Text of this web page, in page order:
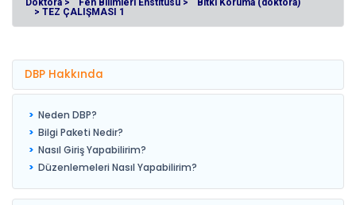
Doktora > Fen Bilimleri Enstitüsü >
Bitki Koruma (doktora)
> TEZ ÇALIŞMASI 1
DBP Hakkında
Neden DBP?
Bilgi Paketi Nedir?
Nasıl Giriş Yapabilirim?
Düzenlemeleri Nasıl Yapabilirim?